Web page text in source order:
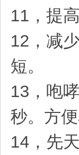
11，提
12，减
短。
13，咆
秒。方
14，先